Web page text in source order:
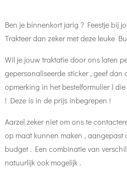
Ben je binnenkort jarig ? Feestje bij
Trakteer dan zeker met deze leuke
Wil je jouw traktatie door ons laten
gepersonaliseerde sticker , geef dan
opmerking in het bestelformulier )
! Deze is in de prijs inbegrepen !
Aarzel zeker niet om ons te
op maat kunnen maken ,
budget . Een combinatie van
natuurlijk ook mogelijk .